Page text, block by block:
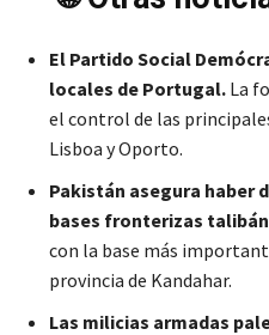
El Partido Social
locales de Portugal. La
el control de las
Lisboa y Oporto.
Pakistán asegura haber
bases fronterizas talibán
con la base más
provincia de Kandahar.
Las milicias armadas